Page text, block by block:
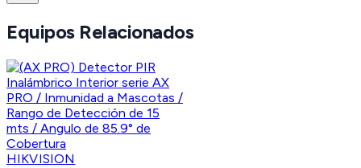
Equipos Relacionados
HIKVISION